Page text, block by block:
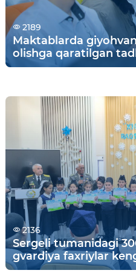
2189
Maktablarda
olishga qaratilgan
2136
Sergeli tumanidagi
gvardiya faxriylar
vatanparvarlik tadbiri